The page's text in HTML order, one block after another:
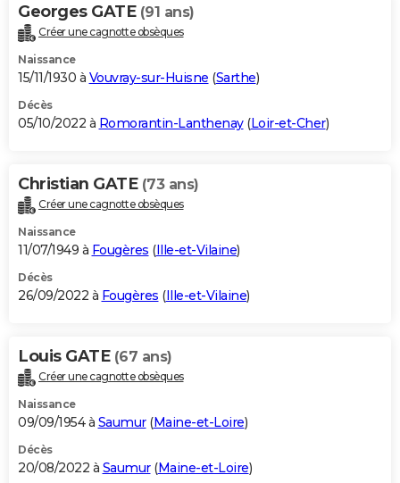
Georges GATE (91 ans)
Créer une cagnotte obsèques
Naissance
15/11/1930 à Vouvray-sur-Huisne (Sarthe)
Décès
05/10/2022 à Romorantin-Lanthenay(Loir-et-Cher)
Christian GATE (73 ans)
Créer une cagnotte obsèques
Naissance
11/07/1949 à Fougères (Ille-et-Vilaine)
Décès
26/09/2022 à Fougères (Ille-et-Vilaine)
Louis GATE (67 ans)
Créer une cagnotte obsèques
Naissance
09/09/1954 à Saumur(Maine-et-Loire)
Décès
20/08/2022 à Saumur(Maine-et-Loire)